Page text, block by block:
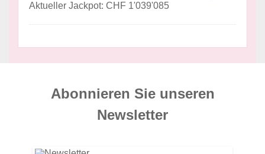
Aktueller Jackpot: CHF 1'039'085
Abonnieren Sie unseren
News­letter